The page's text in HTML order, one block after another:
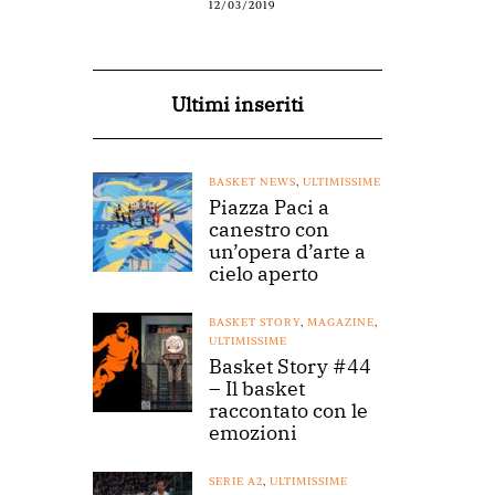
12/03/2019
Ultimi inseriti
BASKET NEWS, ULTIMISSIME
Piazza Paci a
canestro con
un’opera d’arte a
cielo aperto
BASKET STORY, MAGAZINE,
ULTIMISSIME
Basket Story #44
– Il basket
raccontato con le
emozioni
SERIE A2, ULTIMISSIME